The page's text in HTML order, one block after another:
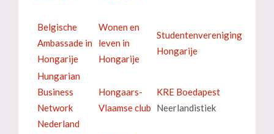
Belgische
Ambassade in
Hongarije
Wonen en
leven in
Hongarije
Studentenvereniging
Hongarije
Hungarian
Business
Network
Nederland
Hongaars-
Vlaamse club
KRE Boedapest
Neerlandistiek